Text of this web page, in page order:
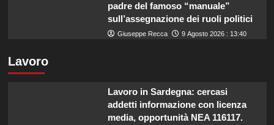
padre del famoso “manuale”
sull’assegnazione dei ruoli politici
Giuseppe Recca 9 Agosto 2026 : 13:40
Lavoro
Lavoro in Sardegna: cercasi
addetti informazione con licenza
media, opportunità NEA 116117.